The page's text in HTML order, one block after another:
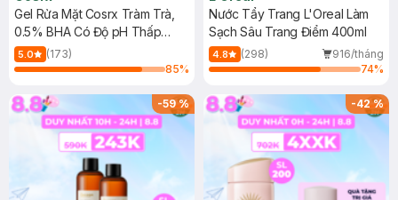
Gel Rửa Mặt Cosrx Tràm Trà,
0.5% BHA Có Độ pH Thấp
150ml
5.0
(173)
85%
Nước Tẩy Trang L'Oreal Làm
Sạch Sâu Trang Điểm 400ml
4.8 (298)
916/tháng
74%
-59% -42%